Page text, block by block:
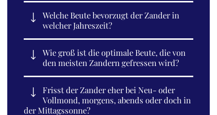
Welche Beute bevorzugt der Zander in
welcher Jahreszeit?
Wie groß ist die optimale Beute, die von
den meisten Zandern gefressen wird?
Frisst der Zander eher bei Neu- oder
Vollmond, morgens, abends oder doch in
der Mittagssonne?